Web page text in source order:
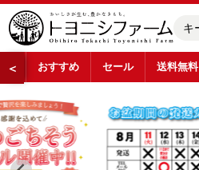
＜ おすすめ セール 送料無料